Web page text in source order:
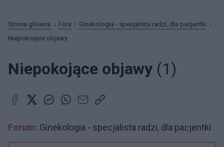
Strona główna Fora
Ginekologia - specjalista radzi, dla pacjentki
Niepokojące objawy
Niepokojące objawy (1)
Forum: Ginekologia - specjalista radzi, dla pacjentki